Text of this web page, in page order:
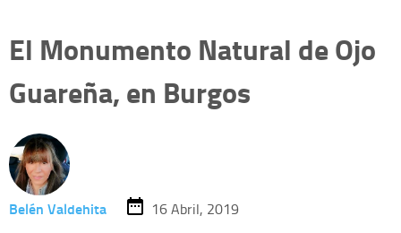
El Monumento Natural de Ojo
Guareña, en Burgos
Belén Valdehita
16 Abril, 2019